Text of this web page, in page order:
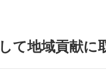
て地域貢献に